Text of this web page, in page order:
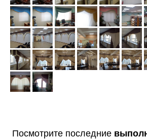
Посмотрите последние